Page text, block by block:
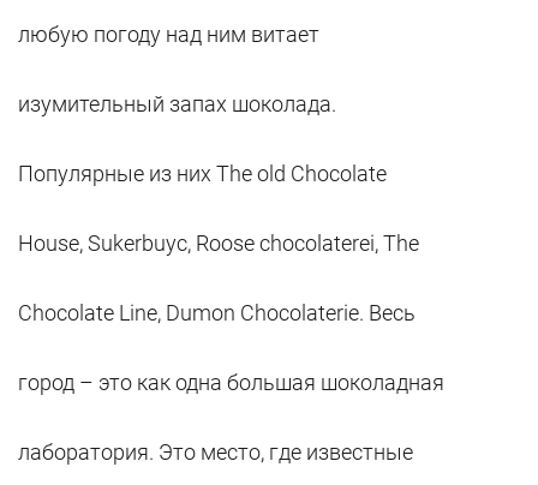
любую погоду над ним витает
изумительный запах шоколада.
Популярные из них The old Chocolate
House, Sukerbuyc, Roose chocolaterei, The
Chocolate Line, Dumon Chocolaterie. Весь
город – это как одна большая шоколадная
лаборатория. Это место, где известные